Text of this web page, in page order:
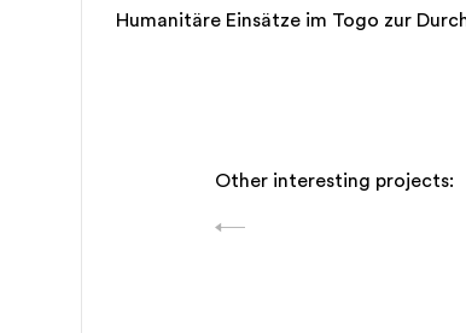
Humanitäre Einsätze im Togo zur
Other interesting projects: